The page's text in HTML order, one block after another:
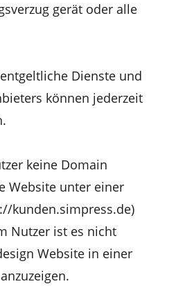
gerät oder alle
Dienste und
können jederzeit
keine Domain
Website unter einer
kunden.simpress.de)
Nutzer ist es nicht
Website in einer